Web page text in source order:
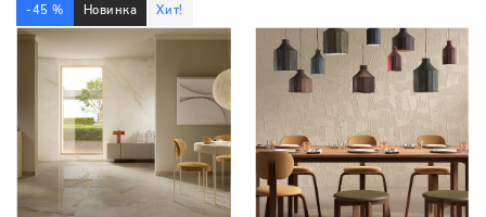
-45 % Новинка Хит!